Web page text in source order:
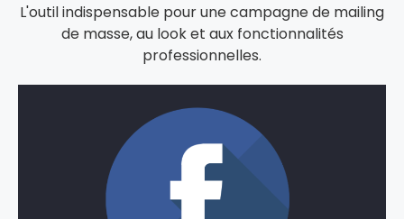
L'outil indispensable pour une campagne de mailing
de masse, au look et aux fonctionnalités
professionnelles.